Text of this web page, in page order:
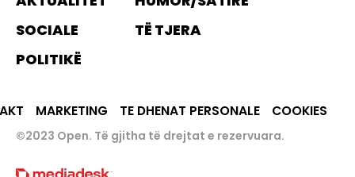
SOCIALE
POLITIKË
TË TJERA
MARKETING TE DHENAT PERSONALE COOKIES
©2023 Open. Të gjitha të drejtat e rezervuara.